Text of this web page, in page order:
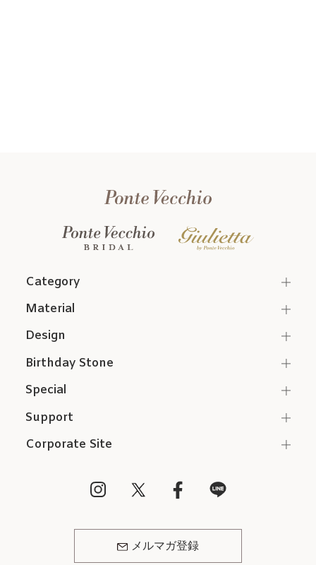
Category
Support
Corporate Site
メルマガ登録
Material
Design
Birthday Stone
Special